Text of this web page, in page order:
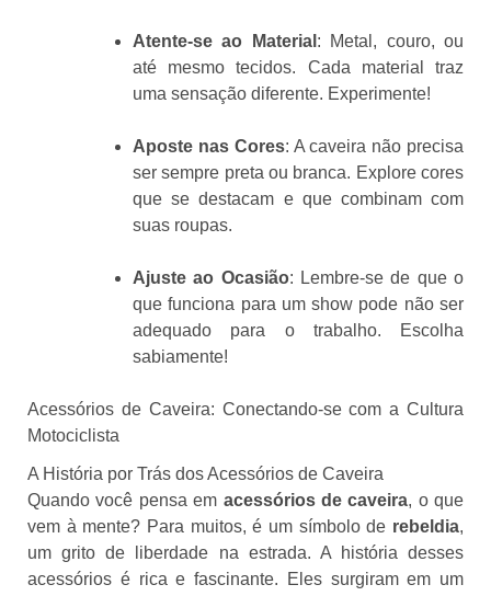
Atente-se ao Material : Metal, couro, ou
até mesmo tecidos. Cada material traz
uma sensação diferente. Experimente!
Aposte nas Cores: A caveira não precisa
ser sempre preta ou branca. Explore cores
que se destacam e que combinam com
suas roupas.
Ajuste ao Ocasião: Lembre-se de que o
que funciona para um show pode não ser
adequado para o trabalho. Escolha
sabiamente!
Acessórios de Caveira: Conectando-se com a Cultura
Motociclista
A História por Trás dos Acessórios de Caveira
Quando você pensa em acessórios de caveira, o que
vem à mente? Para muitos, é um símbolo de rebeldia,
um grito de liberdade na estrada. A história desses
acessórios é rica e fascinante. Eles surgiram em um